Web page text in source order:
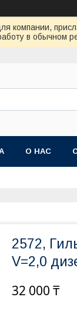
компании,
в обычном
О НАС
2572,
V=2,0
32 000 ₸